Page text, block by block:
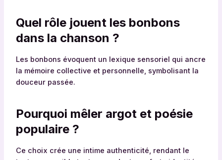
Quel rôle jouent les bonbons
dans la chanson ?
Les bonbons évoquent un lexique sensoriel qui ancre
la mémoire collective et personnelle, symbolisant la
douceur passée.
Pourquoi mêler argot et poésie
populaire ?
Ce choix crée une intime authenticité, rendant le